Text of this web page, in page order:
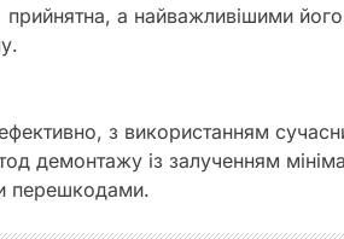
прийнятна, а найважливішими
з використанням
демонтажу із залученням
перешкодами.